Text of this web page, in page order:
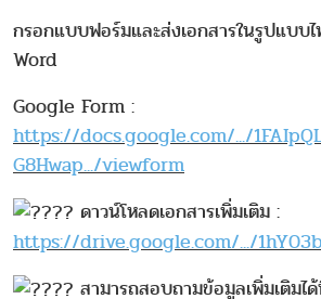
กรอกแบบฟอร์มและส่งเอกสารในรูปแบบ
Word
Google Form :
https://docs.google.com/.../
G8Hwap.../viewform
ดาวน์โหลดเอกสารเพิ่มเติม :
https://drive.google.com/.../
สามารถสอบถามข้อมูลเพิ่มเติมไ